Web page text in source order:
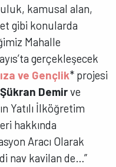
kamusal alan,
gibi konularda
Mahalle
gerçekleşecek
ve Gençlik* projesi
Şükran Demirve
Yatılı İlköğretim
hakkında
Aracı Olarak
di nav kavilan de…”